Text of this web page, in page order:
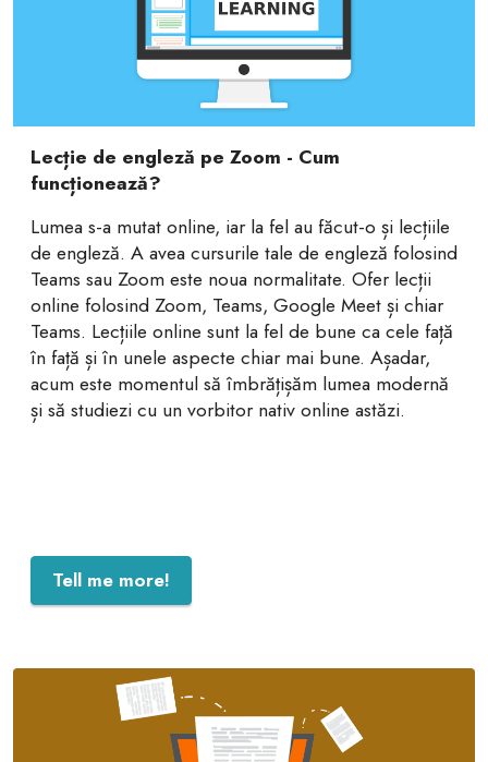
Lecție de engleză pe Zoom - Cum
funcționează?
Lumea s-a mutat online, iar la fel au făcut-o și lecțiile
de engleză. A avea cursurile tale de engleză folosind
Teams sau Zoom este noua normalitate. Ofer lecții
online folosind Zoom, Teams, Google Meet și chiar
Teams. Lecțiile online sunt la fel de bune ca cele față
în față și în unele aspecte chiar mai bune. Așadar,
acum este momentul să îmbrățișăm lumea modernă
și să studiezi cu un vorbitor nativ online astăzi.
Tell me more!